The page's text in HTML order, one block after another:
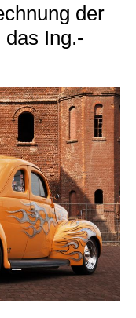
der
Ing.-